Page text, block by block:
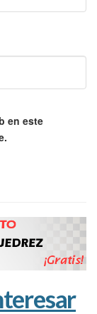
en este